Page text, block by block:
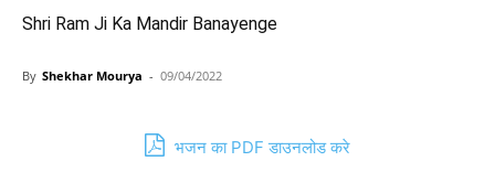
Shri Ram Ji Ka Mandir Banayenge
By Shekhar Mourya - 09/04/2022
भजन का PDF डाउनलोड करे